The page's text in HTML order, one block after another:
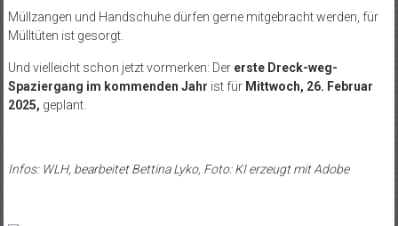
Müllzangen und Handschuhe dürfen gerne mitgebracht werden, für
Mülltüten ist gesorgt.
Und vielleicht schon jetzt vormerken: Der erste Dreck-weg-
Spaziergang im kommenden Jahr ist für Mittwoch, 26. Februar
2025, geplant.
Infos: WLH, bearbeitet Bettina Lyko, Foto: KI erzeugt mit Adobe